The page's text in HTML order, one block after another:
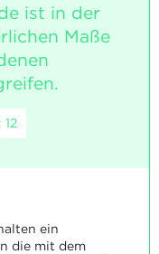
ist in der
Maße
ein
die mit dem